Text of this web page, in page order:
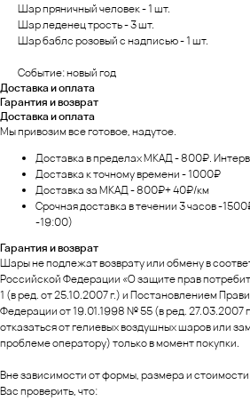
Шар пряничный человек - 1 шт.
Шар леденец трость - 3 шт.
Шар баблс розовый с надписью - 1 шт.
Событие: новый год
Доставка и оплата
Гарантия и возврат
Доставка и оплата
Мы привозим все готовое, надутое.
Доставка в пределах МКАД - 800₽.
Доставка к точному времени - 1000₽
Доставка за МКАД - 800₽+ 40₽/км
Срочная доставка в течении 3 часов -
-19:00)
Гарантия и возврат
Шары не подлежат возврату или обмену в
Российской Федерации «О защите прав
1 (в ред. от 25.10.2007 г.) и Постановлением
Федерации от 19.01.1998 № 55 (в ред. 27.03.2007
отказаться от гелиевых воздушных шаров или
проблеме оператору) только в момент покупки.
Вне зависимости от формы, размера и
Вас проверить, что: